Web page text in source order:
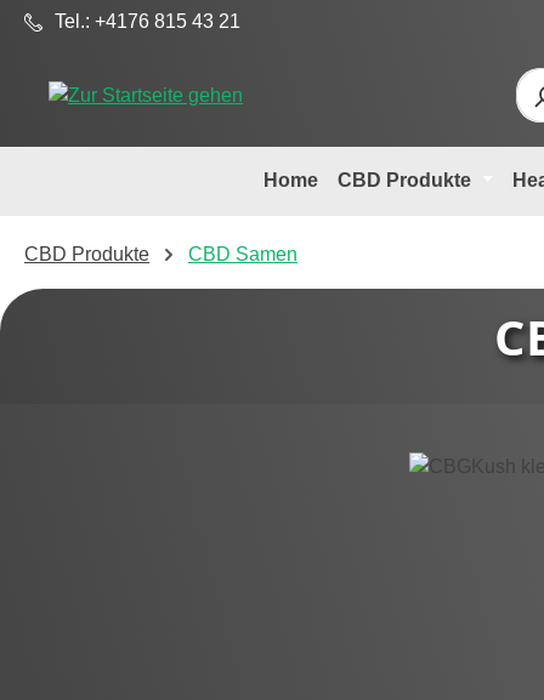
Hauptinhalt springen
Zur Suche springen
Zur Hauptnavigation springen
Tel.: +4176 815 43 21
Home CBD Produkte
CBD Produkte CBD Samen